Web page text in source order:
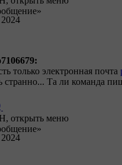
только электронная почта
странно... Та ли команда